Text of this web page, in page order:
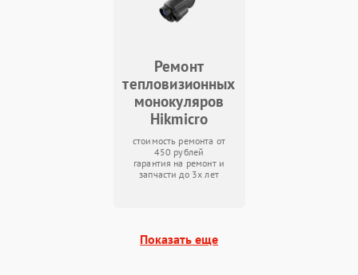
Ремонт
тепловизионных
монокуляров
Hikmicro
стоимость ремонта от
450 рублей
гарантия на ремонт и
запчасти до 3х лет
Показать еще